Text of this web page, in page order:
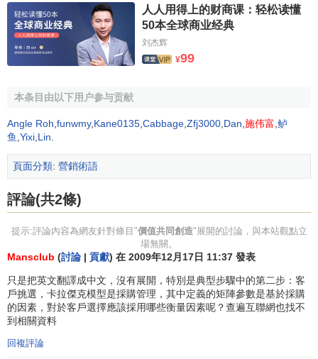
人人用得上的财商课：轻松读懂
50本全球商业经典
刘杰辉
¥99
本条目由以下用户参与贡献
Angle Roh funwmy, Kane0135 Cabbage Zfj3000 Dan 施伟富 鲈
鱼 Yixi Lin
頁面分類: 營銷術語
評論(共2條)
提示:評論內容為網友針對條目"價值共同創造"展開的討論，與本站觀點立
場無關。
Mansclub (討論 | 貢獻) 在 2009年12月17日 11:37 發表
只是把英文翻譯成中文，沒有展開，特別是典型步驟中的第二步：客
戶挑選，卡拉傑克模型是採購管理，其中定義的矩陣參數是基於採購
的因素，對於客戶選擇應該採用哪些衡量因素呢？查遍互聯網也找不
到相關資料
回複評論